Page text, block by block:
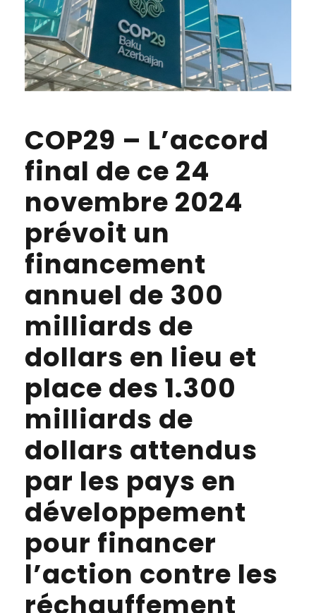
COP29 – L’accord
final de ce 24
novembre 2024
prévoit un
financement
annuel de 300
milliards de
dollars en lieu et
place des 1.300
milliards de
dollars attendus
par les pays en
développement
pour financer
l’action contre les
réchauffement